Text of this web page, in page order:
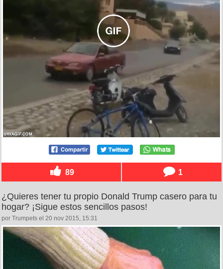
89 1
¿Quieres tener tu propio Donald Trump casero para tu
hogar? ¡Sigue estos sencillos pasos!
por Trumpets el 20 nov 2015, 15:31